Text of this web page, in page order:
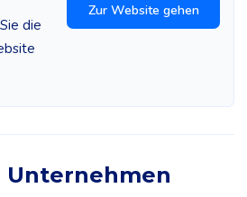
die
Zur Website gehen
Unternehmen